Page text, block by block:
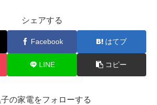
シェアする
Facebook はてブ
LINE コピー
の家電をフォローする